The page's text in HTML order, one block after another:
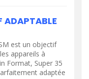
ADAPTABLE
est un objectif
appareils à
Format, Super 35
adaptée